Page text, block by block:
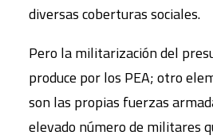
diversas coberturas sociales.
Pero la militarización del
produce por los PEA; otro
son las propias fuerzas
elevado número de militares